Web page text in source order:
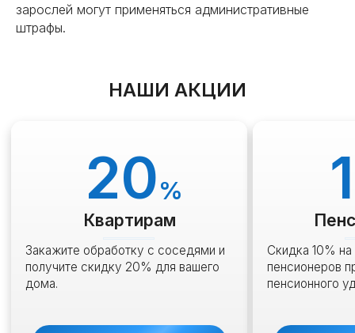
зарослей могут применяться административные
штрафы.